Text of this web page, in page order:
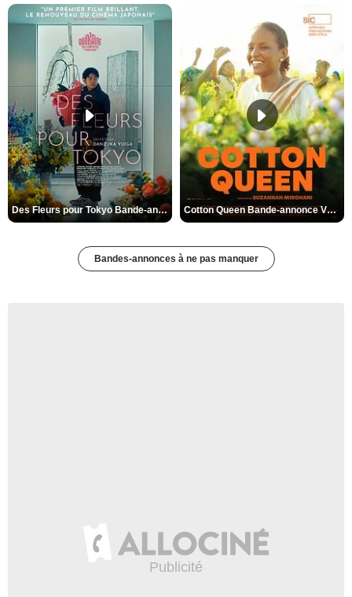
Des Fleurs pour Tokyo Bande-annonce VO STFR Cotton Queen Bande-annonce VO STFR
Bandes-annonces à ne pas manquer